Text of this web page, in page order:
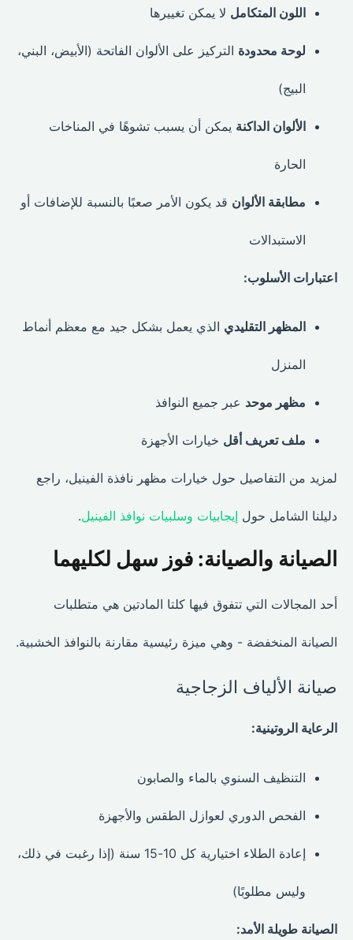
اللون المتكامللا يمكن تغييرها
لوحة محدودةالتركيز على الألوان الفاتحة (الأبيض، البني،
البيج)
الألوان الداكنةيمكن أن يسبب تشوهًا في المناخات
الحارة
مطابقة الألوانقد يكون الأمر صعبًا بالنسبة للإضافات أو
الاستبدالات
اعتبارات الأسلوب:
المظهر التقليديالذي يعمل بشكل جيد مع معظم أنماط
المنزل
مظهر موحدعبر جميع النوافذ
ملف تعريف أقلخيارات الأجهزة
لمزيد من التفاصيل حول خيارات مظهر نافذة الفينيل، راجع
دليلنا الشامل حول إيجابيات وسلبيات نوافذ الفينيل.
الصيانة والصيانة: فوز سهل لكليهما
أحد المجالات التي تتفوق فيها كلتا المادتين هي متطلبات
الصيانة المنخفضة - وهي ميزة رئيسية مقارنة بالنوافذ الخشبية.
صيانة الألياف الزجاجية
الرعاية الروتينية:
التنظيف السنوي بالماء والصابون
الفحص الدوري لعوازل الطقس والأجهزة
إعادة الطلاء اختيارية كل 10-15 سنة (إذا رغبت في ذلك،
وليس مطلوبًا)
الصيانة طويلة الأمد: